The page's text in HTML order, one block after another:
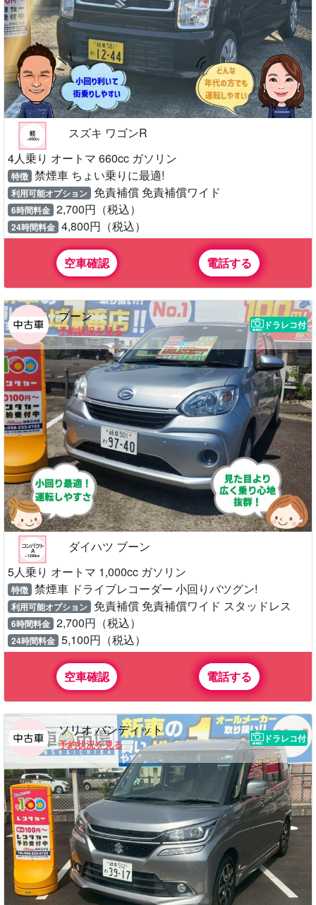
スズキ ワゴンR
4人乗り オートマ 660cc ガソリン
特徴 禁煙車 ちょい乗りに最適!
利用可能オプション 免責補償 免責補償ワイド
6時間料金 2,700円（税込）
24時間料金 4,800円（税込）
空車確認 電話する
ブーン
予約状況を見る
ドラレコ付
ダイハツ ブーン
5人乗り オートマ 1,000cc ガソリン
特徴 禁煙車 ドライブレコーダー 小回りバツグン!
利用可能オプション 免責補償 免責補償ワイド スタッドレス
6時間料金 2,700円（税込）
24時間料金 5,100円（税込）
空車確認 電話する
ソリオ バンディット
予約状況を見る
ドラレコ付